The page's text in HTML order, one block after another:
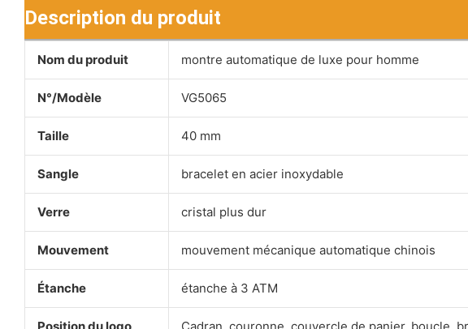
Description du produit
Nom du produit montre automatique de luxe pour homme
N°/Modèle VG5065
Taille 40 mm
Sangle bracelet en acier inoxydable
Verre cristal plus dur
Mouvement mouvement mécanique automatique chinois
Étanche étanche à 3 ATM